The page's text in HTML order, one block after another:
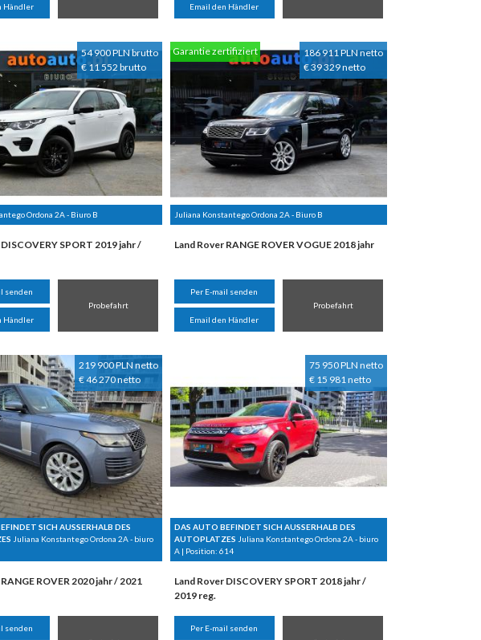
Händler Email den Händler
54 900 PLN brutto
€ 11 552 brutto
Ordona 2A - Biuro B
SPORT 2019 jahr /
senden
Händler
Probefahrt
186 911 PLN netto
€ 39 329 netto
Garantie zertifiziert
Juliana Konstantego Ordona 2A - Biuro B
Land Rover RANGE ROVER VOGUE 2018 jahr
Per E-mail senden
Email den Händler
Probefahrt
219 900 PLN netto
€ 46 270 netto
SICH AUSSERHALB DES
Juliana Konstantego Ordona 2A - biuro
ROVER 2020 jahr / 2021
senden
75 950 PLN netto
€ 15 981 netto
DAS AUTO BEFINDET SICH AUSSERHALB DES
AUTOPLATZES Juliana Konstantego Ordona 2A - biuro
A | Position: 614
Land Rover DISCOVERY SPORT 2018 jahr /
2019 reg.
Per E-mail senden